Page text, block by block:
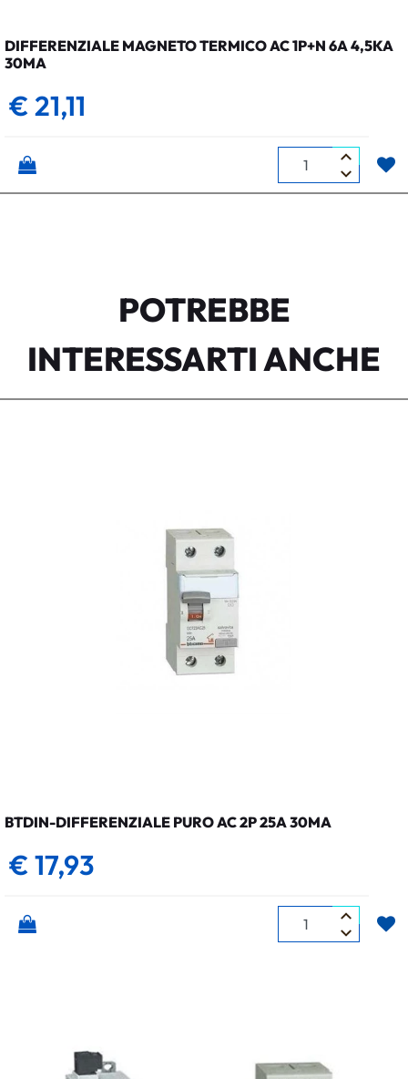
DIFFERENZIALE MAGNETO TERMICO AC 1P+N 6A 4,5KA
30MA
€ 21,11
Quantità
POTREBBE
INTERESSARTI ANCHE
BTDIN-DIFFERENZIALE PURO AC 2P 25A 30MA
€ 17,93
Quantità